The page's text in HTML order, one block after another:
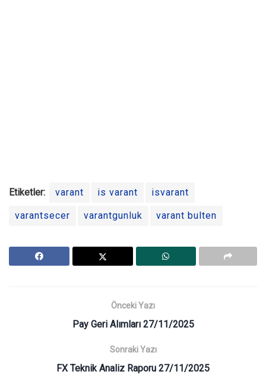
Etiketler: varant is varant isvarant
varantsecer varantgunluk varant bulten
Önceki Yazı
Pay Geri Alımları 27/11/2025
Sonraki Yazı
FX Teknik Analiz Raporu 27/11/2025